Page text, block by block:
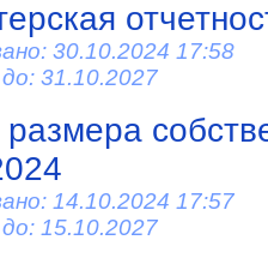
30.10.2024 17:58
31.10.2027
размера
14.10.2024 17:57
15.10.2027